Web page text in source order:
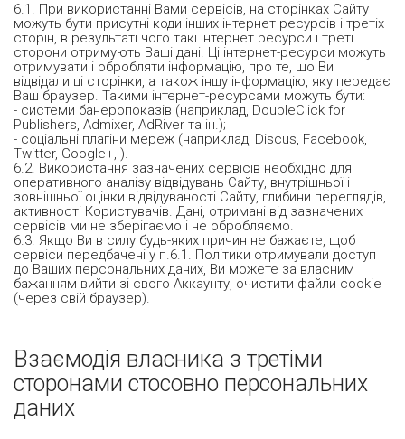
6.1. При використанні Вами сервісів, на сторінках Сайту
можуть бути присутні коди інших інтернет ресурсів і третіх
сторін, в результаті чого такі інтернет ресурси і треті
сторони отримують Ваші дані. Ці інтернет-ресурси можуть
отримувати і обробляти інформацію, про те, що Ви
відвідали ці сторінки, а також іншу інформацію, яку передає
Ваш браузер. Такими інтернет-ресурсами можуть бути:
- системи банеропоказів (наприклад, DoubleClick for
Publishers, Admixer, AdRiver та ін.);
- соціальні плагіни мереж (наприклад, Discus, Facebook,
Twitter, Google+, ).
6.2. Використання зазначених сервісів необхідно для
оперативного аналізу відвідувань Сайту, внутрішньої і
зовнішньої оцінки відвідуваності Сайту, глибини переглядів,
активності Користувачів. Дані, отримані від зазначених
сервісів ми не зберігаємо і не обробляємо.
6.3. Якщо Ви в силу будь-яких причин не бажаєте, щоб
сервіси передбачені у п.6.1. Політики отримували доступ
до Ваших персональних даних, Ви можете за власним
бажанням вийти зі свого Аккаунту, очистити файли cookie
(через свій браузер).
Взаємодія власника з третіми
сторонами стосовно персональних
даних